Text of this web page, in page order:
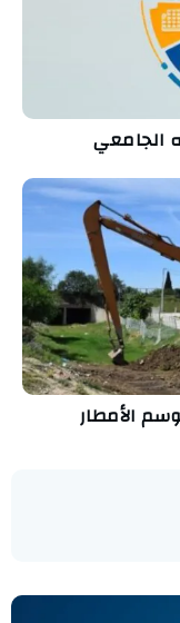
الجامعي
الأمطار